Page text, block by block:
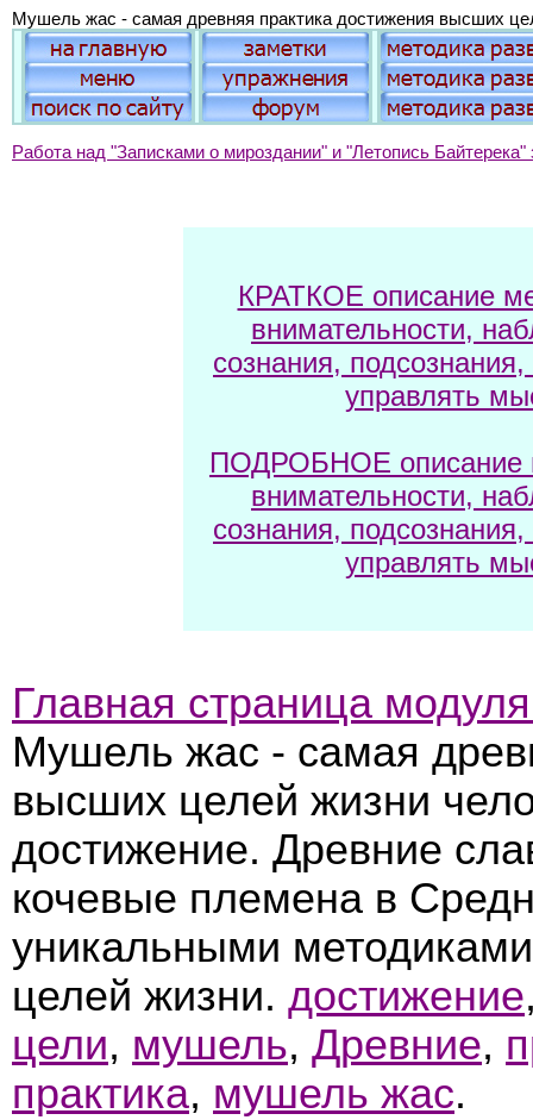
Мушель жас - самая древняя практика достижения высших
Работа над "Записками о мироздании" и "Летопись
КРАТКОЕ описание
внимательности,
сознания,
управлять
ПОДРОБНОЕ описание
внимательности,
сознания,
управлять
Главная страница
Мушель жас - самая
высших целей жизни
достижение. Древние
кочевые племена в
уникальными
целей жизни. достижение
цели, мушель, Древние,
практика, мушель жас.